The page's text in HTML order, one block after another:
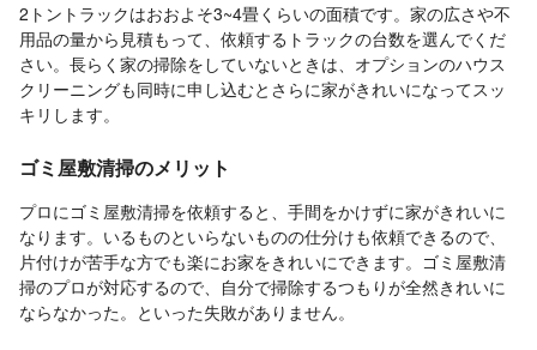
2トントラックはおおよそ3~4畳くらいの面積です。家の広さや不
用品の量から見積もって、依頼するトラックの台数を選んでくだ
さい。長らく家の掃除をしていないときは、オプションのハウス
クリーニングも同時に申し込むとさらに家がきれいになってスッ
キリします。
ゴミ屋敷清掃のメリット
プロにゴミ屋敷清掃を依頼すると、手間をかけずに家がきれいに
なります。いるものといらないものの仕分けも依頼できるので、
片付けが苦手な方でも楽にお家をきれいにできます。ゴミ屋敷清
掃のプロが対応するので、自分で掃除するつもりが全然きれいに
ならなかった。といった失敗がありません。